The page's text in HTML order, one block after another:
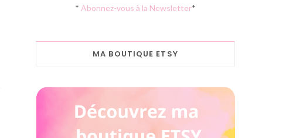
* Abonnez-vous à la Newsletter*
MA BOUTIQUE ETSY